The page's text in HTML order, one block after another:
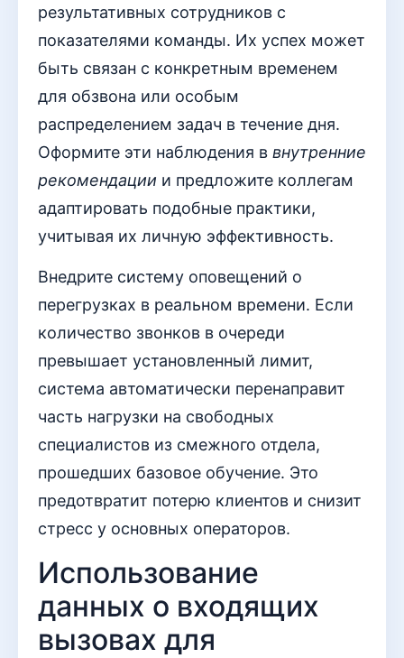
результативных сотрудников с
показателями команды. Их успех может
быть связан с конкретным временем
для обзвона или особым
распределением задач в течение дня.
Оформите эти наблюдения в внутренние
рекомендации и предложите коллегам
адаптировать подобные практики,
учитывая их личную эффективность.
Внедрите систему оповещений о
перегрузках в реальном времени. Если
количество звонков в очереди
превышает установленный лимит,
система автоматически перенаправит
часть нагрузки на свободных
специалистов из смежного отдела,
прошедших базовое обучение. Это
предотвратит потерю клиентов и снизит
стресс у основных операторов.
Использование
данных о входящих
вызовах для